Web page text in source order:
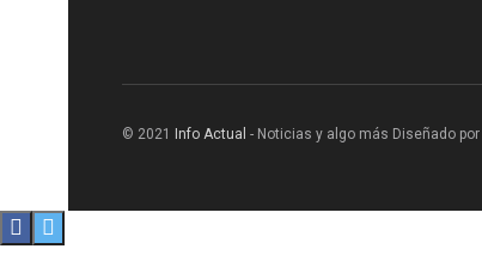
© 2021 Info Actual - Noticias y algo más Diseñado por